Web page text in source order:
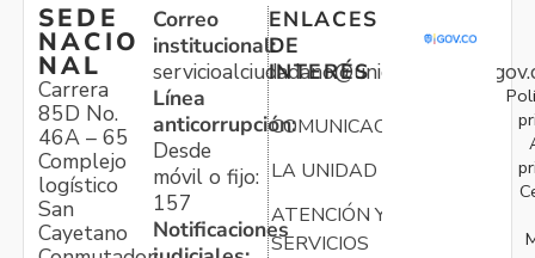
SEDE
NACIO
NAL
Carrera
85D No.
46A – 65
Complejo
logístico
San
Cayetano
Correo
institucional:
Línea
anticorrupción:
Desde
móvil o fijo:
157
Notificaciones
ENLACES
DE
INTERÉS
COMUNICACIONES
LA UNIDAD
ATENCIÓN Y
SERVICIOS